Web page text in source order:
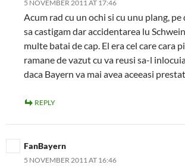
5 NOVEMBER 2011 AT 17:46
Acum rad cu un ochi si cu unu plang,
sa castigam dar accidentarea lu
multe batai de cap. El era cel care cara
ramane de vazut cu va reusi sa-l
daca Bayern va mai avea aceeasi
REPLY
FanBayern
5 NOVEMBER 2011 AT 16:46